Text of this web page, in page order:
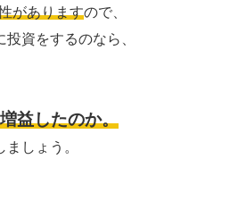
がありますので、
資をするのなら、
益したのか。
しょう。